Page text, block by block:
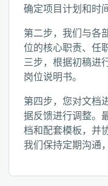
确定项目计划和时
第二步，我们与各
位的核心职责、任
三步，根据初稿进
岗位说明书。
第四步，您对文档
据反馈进行调整。
档和配套模板，并
我们保持定期沟通